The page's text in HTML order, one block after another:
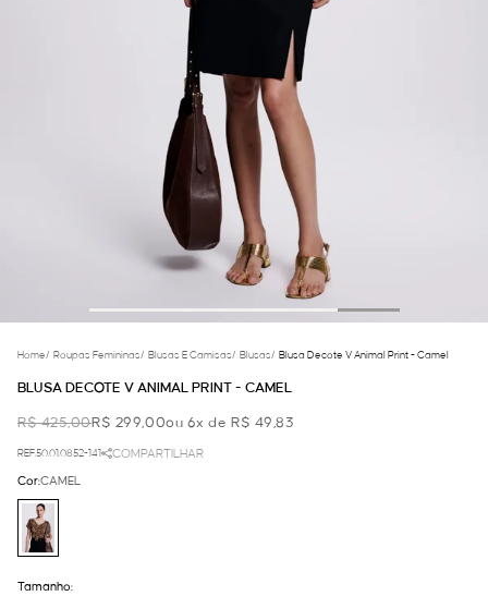
Home/ Roupas Femininas/ Blusas E Camisas/ Blusas/ Blusa Decote V Animal Print - Camel
BLUSA DECOTE V ANIMAL PRINT - CAMEL
R$ 425,00R$ 299,00ou 6x de R$ 49,83
REF.50.01.0852-141 COMPARTILHAR
Cor:CAMEL
Tamanho: